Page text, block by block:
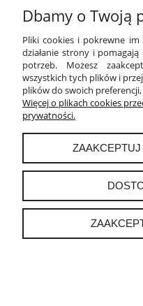
POKAŻ
Sklep
Dbamy o Twoją
Pliki cookies i pokrewne
działanie strony i
potrzeb. Możesz
wszystkich tych plików i
plików do swoich
Więcej o plikach cookies
prywatności.